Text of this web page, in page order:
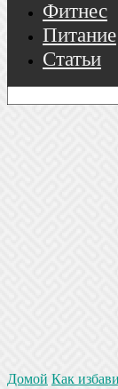
Фитнес
Питание
Статьи
Домой Как